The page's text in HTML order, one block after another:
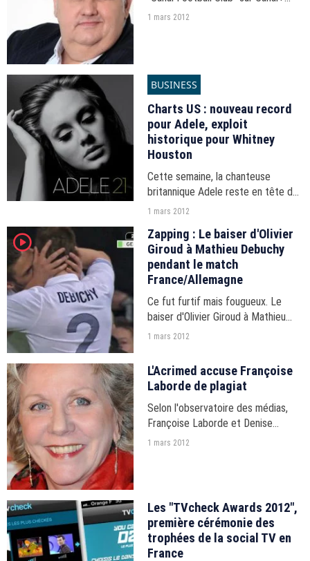
écrit le scénario de son premier
1 mars 2012
BUSINESS
Charts US : nouveau record
pour Adele, exploit
historique pour Whitney
Houston
Cette semaine, la chanteuse
britannique Adele reste en tête des
ventes d'albums aux Etats-Unis
américain depuis 1984 tandis que
Whitney Houston s'offre...
1 mars 2012
player2
Zapping : Le baiser d'Olivier
Giroud à Mathieu Debuchy
pendant le match
France/Allemagne
Ce fut furtif mais fougueux. Le
baiser d'Olivier Giroud à Mathieu
Debuchy pendant le match
TF1 a déchaîné les passions sur les
réseaux sociaux.
1 mars 2012
L'Acrimed accuse Françoise
Laborde de plagiat
Selon l'observatoire des médias,
Françoise Laborde et Denise
Bombardier ont plagié un article de
1 mars 2012
Les "TVcheck Awards 2012",
première cérémonie des
trophées de la social TV en
France